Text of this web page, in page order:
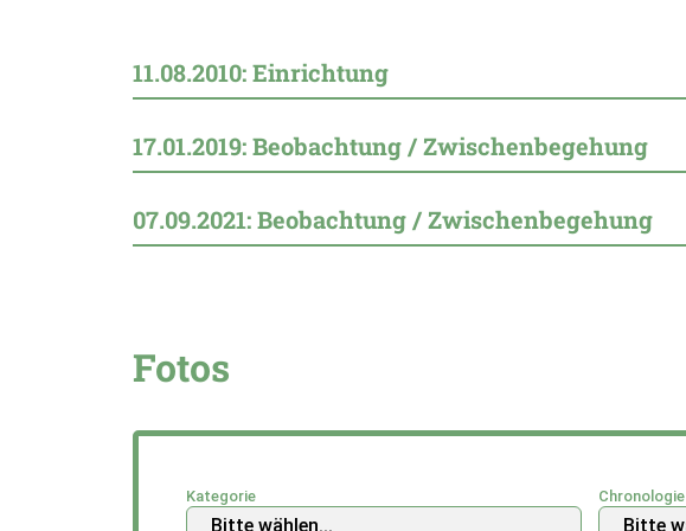
11.08.2010: Einrichtung
17.01.2019: Beobachtung / Zwischenbegehung
07.09.2021: Beobachtung / Zwischenbegehung
Fotos
Kategorie Chronologie